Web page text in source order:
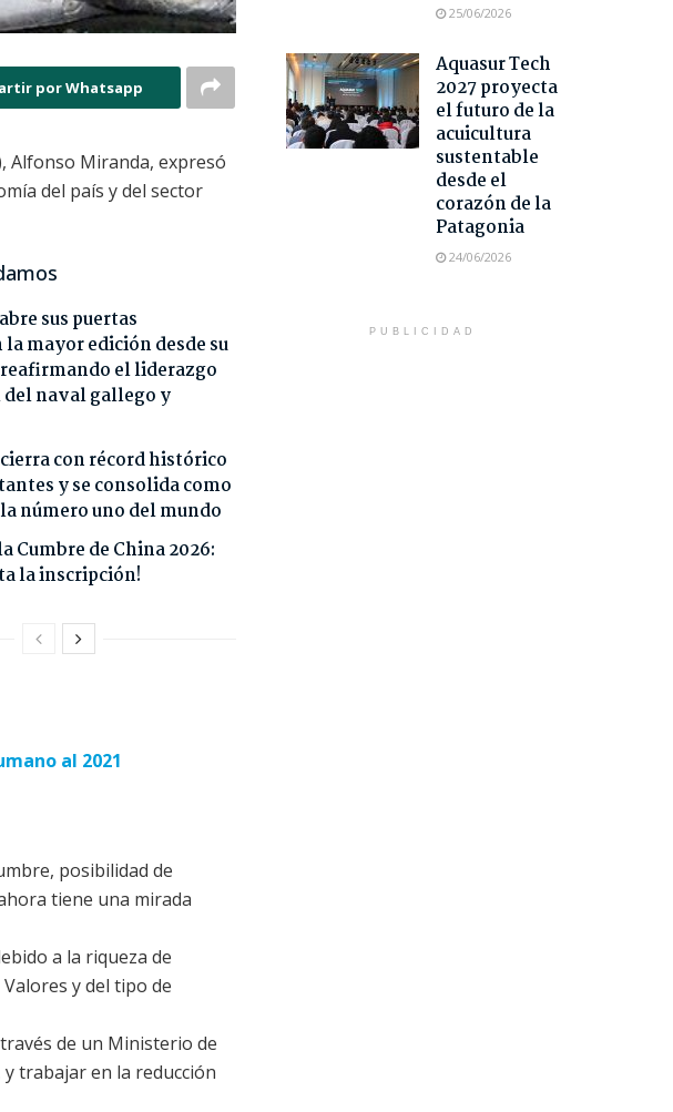
por Whatsapp
Alfonso Miranda, expresó
del país y del sector
sus puertas
mayor edición desde su
el liderazgo
naval gallego y
con récord histórico
y se consolida como
número uno del mundo
Cumbre de China 2026:
la inscripción!
al 2021
posibilidad de
tiene una mirada
a la riqueza de
y del tipo de
de un Ministerio de
trabajar en la reducción
25/06/2026
Aquasur Tech
2027 proyecta
el futuro de la
acuicultura
sustentable
desde el
corazón de la
Patagonia
24/06/2026
PUBLICIDAD